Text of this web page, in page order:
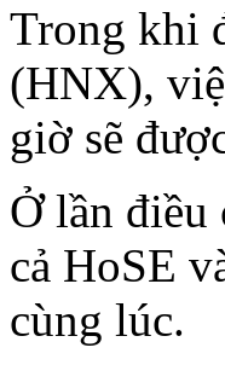
Trong khi
(HNX),
giờ sẽ
Ở lần điều
cả HoSE
cùng lúc.